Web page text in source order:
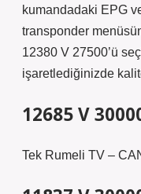
kumandadaki EPG
transponder
12380 V 27500’ü
işaretlediğinizde
12685 V
Tek Rumeli TV –